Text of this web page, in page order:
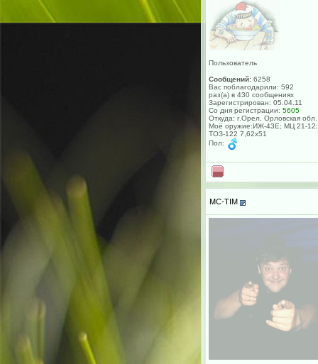
Пользователь
Сообщений: 6258
Вас поблагодарили: 592
раз(а) в 430 сообщениях
Зарегистрирован: 05.04.11
Со дня регистрации: 5605
Откуда: г.Орел, Орловская
Моё оружие:ИЖ-43Е; МЦ 21-12;
ТОЗ-122 7,62х51
Пол:
MC-TIM